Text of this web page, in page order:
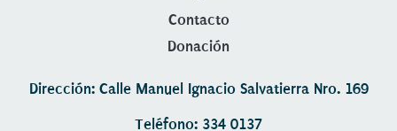
Contacto
Donación
Dirección: Calle Manuel Ignacio Salvatierra Nro. 169
Teléfono: 334 0137